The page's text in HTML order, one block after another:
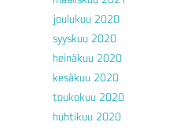
joulukuu 2020
syyskuu 2020
heinäkuu 2020
kesäkuu 2020
toukokuu 2020
huhtikuu 2020